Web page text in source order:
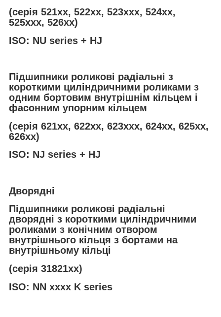
(серія 521хх, 522хх, 523ххх, 524xx,
525ххх, 526хх)
ISO: NU series + HJ
Підшипники роликові радіальні з
короткими циліндричними роликами з
одним бортовим внутрішнім кільцем і
фасонним упорним кільцем
(серія 621хх, 622хх, 623ххх, 624xx, 625хх,
626хх)
ISO: NJ series + HJ
Дворядні
Підшипники роликові радіальні
дворядні з короткими циліндричними
роликами з конічним отвором
внутрішнього кільця з бортами на
внутрішньому кільці
(серія 31821хх)
ISO: NN xxxx K series